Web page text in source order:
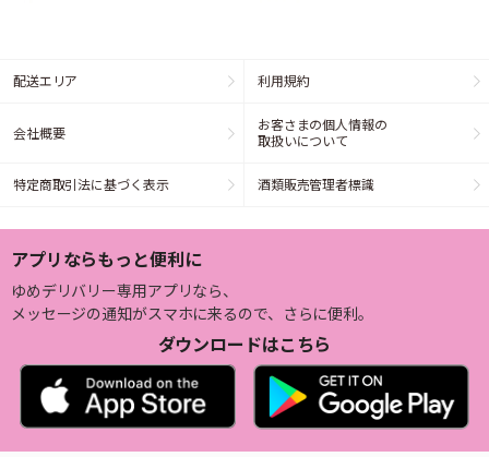
配送エリア 利用規約
会社概要
お客さまの個人情報の
取扱いについて
特定商取引法に基づく表示 酒類販売管理者標識
アプリならもっと便利に
ゆめデリバリー専用アプリなら、
メッセージの通知がスマホに来るので、さらに便利。
ダウンロードはこちら